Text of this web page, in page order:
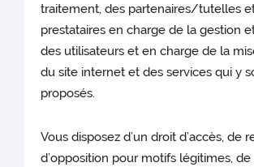
traitement, des partenaires/tutelles
prestatairesen charge de la gestion
des utilisateurs et en charge de la
du site internet et des services qui y
proposés.
Vous disposez d’un droit d’accès, de
d’opposition pour motifs légitimes,